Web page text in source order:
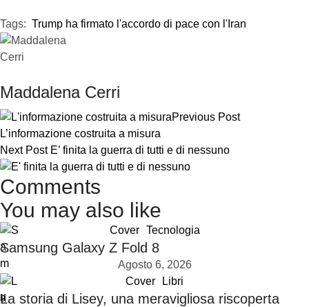
Tags: Trump ha firmato l'accordo di pace con l'Iran
Maddalena Cerri
Previous Post
L’informazione costruita a misura
Next Post E’ finita la guerra di tutti e di nessuno
Comments
You may also like
Cover Tecnologia
Samsung Galaxy Z Fold 8
Agosto 6, 2026
Cover
Libri
La storia di Lisey, una meravigliosa riscoperta